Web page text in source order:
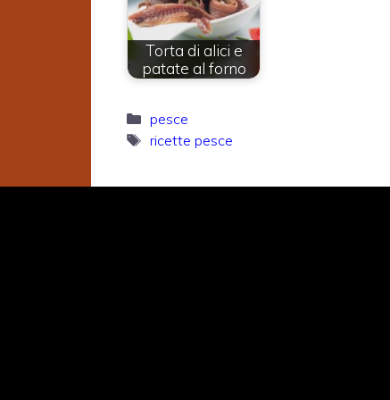
Torta di alici e
patate al forno
Categorie
pesce
Tag
ricette pesce